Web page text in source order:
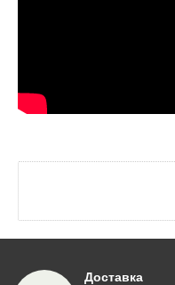
Доставка